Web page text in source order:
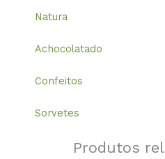
Natura
Achocolatado
Confeitos
Sorvetes
Produtos